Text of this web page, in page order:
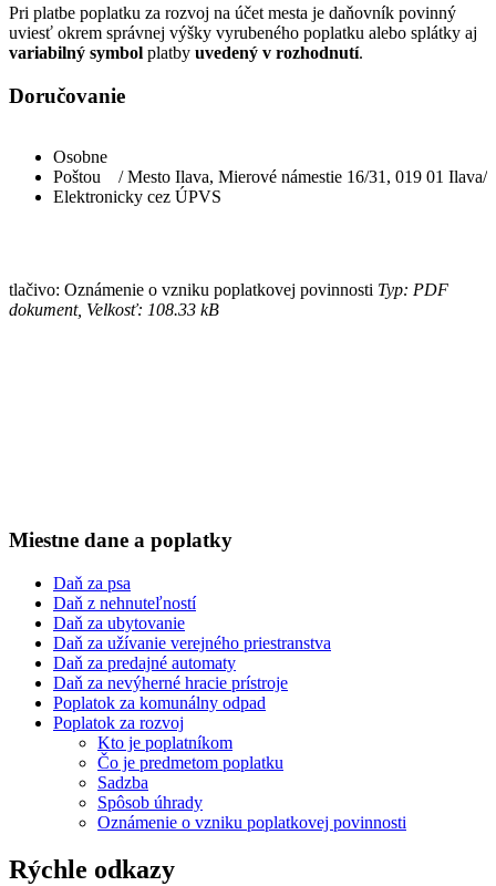
Pri platbe poplatku za rozvoj na účet mesta je daňovník povinný
uviesť okrem správnej výšky vyrubeného poplatku alebo splátky aj
variabilný symbol platby uvedený v rozhodnutí.
Doručovanie
Osobne
Poštou / Mesto Ilava, Mierové námestie 16/31, 019 01 Ilava/
Elektronicky cez ÚPVS
tlačivo: Oznámenie o vzniku poplatkovej povinnosti Typ: PDF
dokument, Velkosť: 108.33 kB
Miestne dane a poplatky
Daň za psa
Daň z nehnuteľností
Daň za ubytovanie
Daň za užívanie verejného priestranstva
Daň za predajné automaty
Daň za nevýherné hracie prístroje
Poplatok za komunálny odpad
Poplatok za rozvoj
Kto je poplatníkom
Čo je predmetom poplatku
Sadzba
Spôsob úhrady
Oznámenie o vzniku poplatkovej povinnosti
Rýchle odkazy